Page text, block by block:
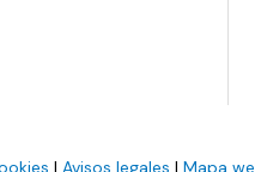
| Avisos legales | Mapa